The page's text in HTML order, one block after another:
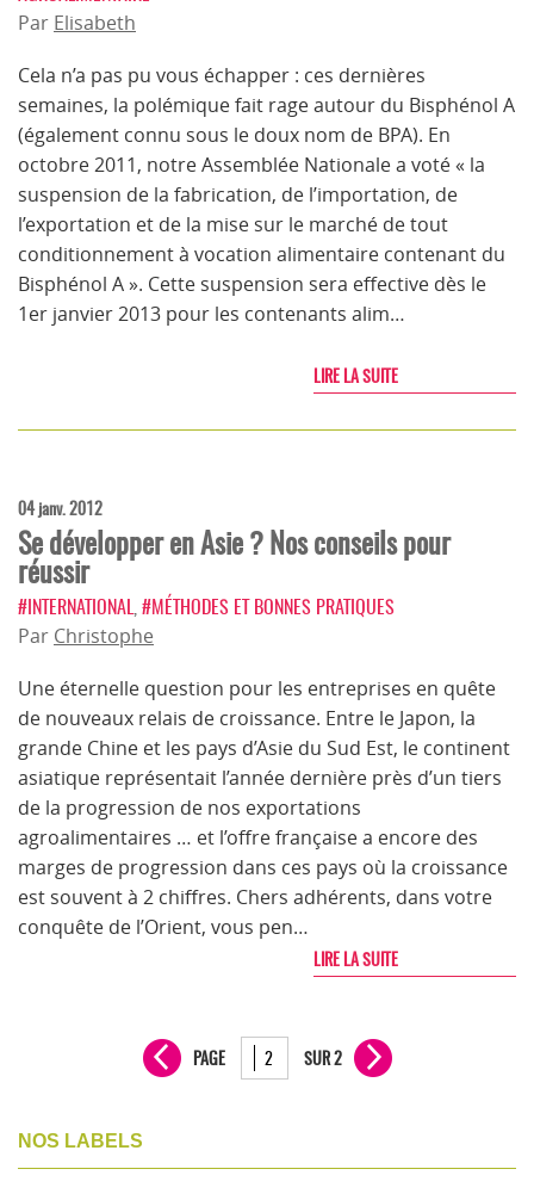
Par Elisabeth
Cela n’a pas pu vous échapper : ces dernières
semaines, la polémique fait rage autour du Bisphénol A
(également connu sous le doux nom de BPA). En
octobre 2011, notre Assemblée Nationale a voté « la
suspension de la fabrication, de l’importation, de
l’exportation et de la mise sur le marché de tout
conditionnement à vocation alimentaire contenant du
Bisphénol A ». Cette suspension sera effective dès le
1er janvier 2013 pour les contenants alim…
LIRE LA SUITE
04 janv. 2012
Se développer en Asie ? Nos conseils pour
réussir
#INTERNATIONAL #MÉTHODES ET BONNES PRATIQUES
Par Christophe
Une éternelle question pour les entreprises en quête
de nouveaux relais de croissance. Entre le Japon, la
grande Chine et les pays d’Asie du Sud Est, le continent
asiatique représentait l’année dernière près d’un tiers
de la progression de nos exportations
agroalimentaires … et l’offre française a encore des
marges de progression dans ces pays où la croissance
est souvent à 2 chiffres. Chers adhérents, dans votre
conquête de l’Orient, vous pen…
LIRE LA SUITE
PAGE SUR 2
NOS LABELS